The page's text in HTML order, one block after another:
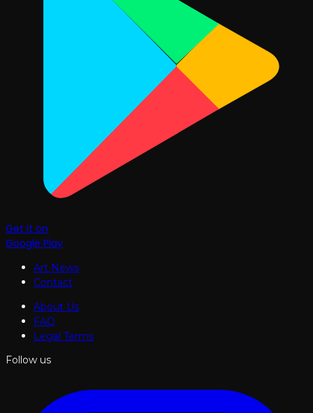
Get it on
Google Play
Art News
Contact
About Us
FAQ
Legal Terms
Follow us